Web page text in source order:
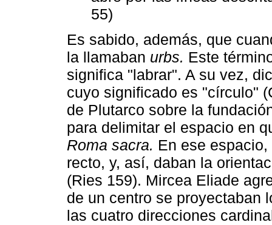
55)
Es sabido, además, que
la llamaban urbs. Este
significa "labrar". A su vez,
cuyo significado es "círculo"
de Plutarco sobre la
para delimitar el espacio en
Roma sacra. En ese
recto, y, así, daban la
(Ries 159). Mircea Eliade
de un centro se proyectaban
las cuatro direcciones